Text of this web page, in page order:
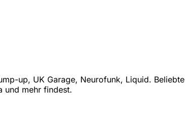
up, UK Garage, Neurofunk, Liquid.
und mehr findest.